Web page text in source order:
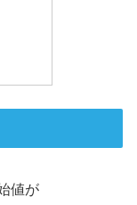
値が